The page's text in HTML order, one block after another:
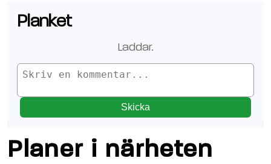
Planket
Laddar.
Skicka
Planer i närheten